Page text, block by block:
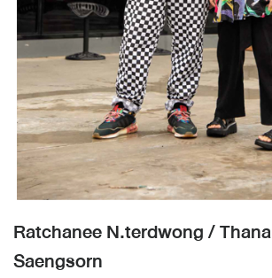
Ratchanee N.terdwong / Thana
Saengsorn